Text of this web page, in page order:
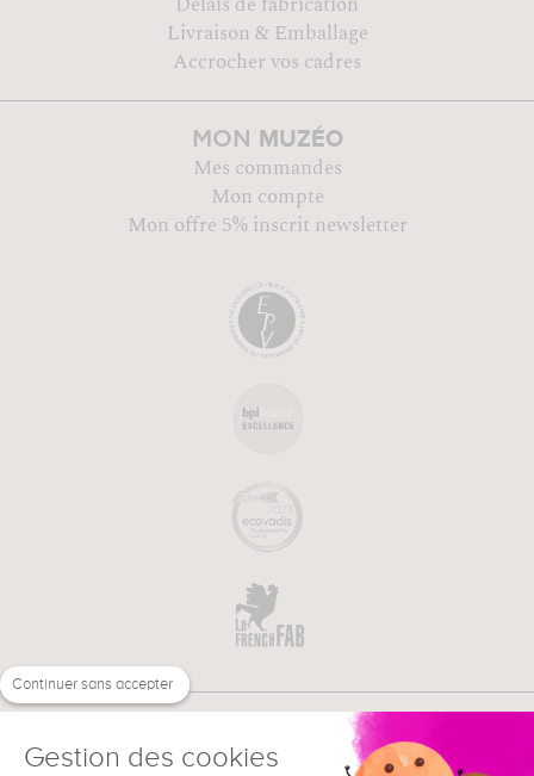
Livraison & Emballage
Accrocher vos cadres
MON MUZÉO
Mes commandes
Mon compte
Mon offre 5% inscrit newsletter
Continuer sans accepter
Gestion des cookies